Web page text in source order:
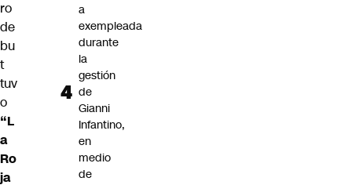
ro
de
bu
t
tuv
o
“L
a
Ro
ja
a
exempleada
durante
la
gestión
de
Gianni
Infantino,
en
medio
de